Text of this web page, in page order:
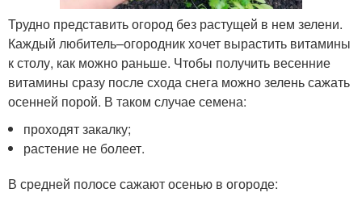
Трудно представить огород без растущей в нем зелени.
Каждый любитель–огородник хочет вырастить витамины
к столу, как можно раньше. Чтобы получить весенние
витамины сразу после схода снега можно зелень сажать
осенней порой. В таком случае семена:
проходят закалку;
растение не болеет.
В средней полосе сажают осенью в огороде: